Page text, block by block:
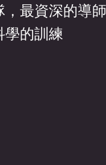
最資深的導
學的訓練